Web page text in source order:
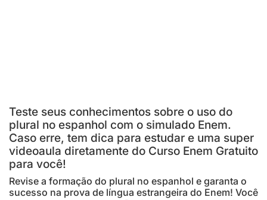
Teste seus conhecimentos sobre o uso do
plural no espanhol com o simulado Enem.
Caso erre, tem dica para estudar e uma super
videoaula diretamente do Curso Enem Gratuito
para você!
Revise a formação do plural no espanhol e garanta o
sucesso na prova de língua estrangeira do Enem! Você